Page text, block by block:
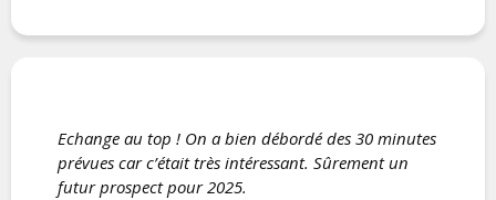
Echange au top ! On a bien débordé des 30 minutes
prévues car c’était très intéressant. Sûrement un
futur prospect pour 2025.